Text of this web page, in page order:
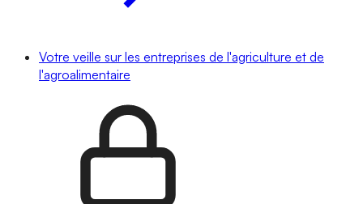
Votre veille sur les entreprises de l'agriculture et de
l'agroalimentaire